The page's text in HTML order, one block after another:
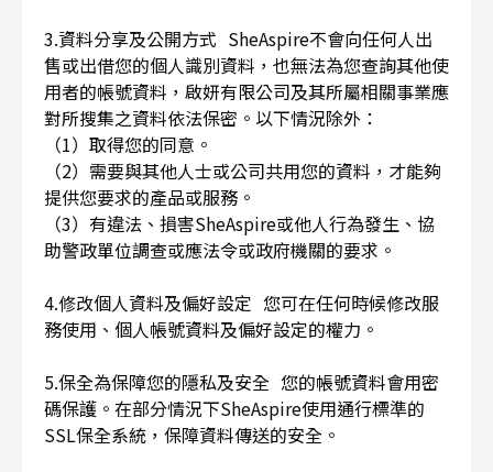
3.資料分享及公開方式 SheAspire不會向任何人出
售或出借您的個人識別資料，也無法為您查詢其他使
用者的帳號資料，啟妍有限公司及其所屬相關事業應
對所搜集之資料依法保密。以下情況除外：
（1）取得您的同意。
（2）需要與其他人士或公司共用您的資料，才能夠
提供您要求的產品或服務。
（3）有違法、損害SheAspire或他人行為發生、協
助警政單位調查或應法令或政府機關的要求。
4.修改個人資料及偏好設定 您可在任何時候修改服
務使用、個人帳號資料及偏好設定的權力。
5.保全為保障您的隱私及安全 您的帳號資料會用密
碼保護。在部分情況下SheAspire使用通行標準的
SSL保全系統，保障資料傳送的安全。